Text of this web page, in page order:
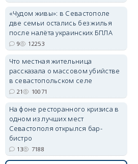
«Чудом живы»: в Севастополе
две семьи остались без жилья
после налёта украинских БПЛА
9 12253
Что местная жительница
рассказала о массовом убийстве
в севастопольском селе
21 10071
На фоне ресторанного кризиса в
одном из лучших мест
Севастополя открылся бар-
бистро
13 7188